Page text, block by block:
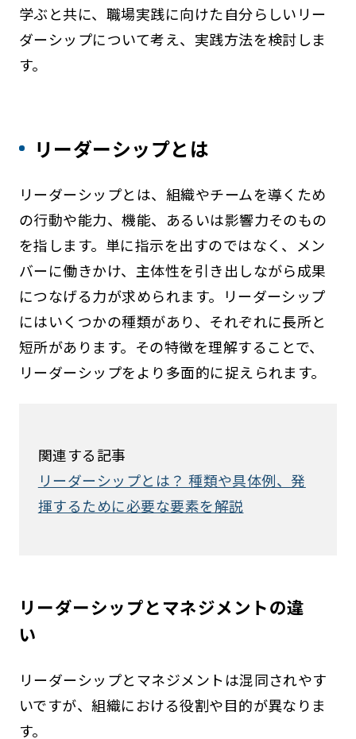
学ぶと共に、職場実践に向けた自分らしいリー
ダーシップについて考え、実践方法を検討しま
す。
リーダーシップとは
リーダーシップとは、組織やチームを導くため
の行動や能力、機能、あるいは影響力そのもの
を指します。単に指示を出すのではなく、メン
バーに働きかけ、主体性を引き出しながら成果
につなげる力が求められます。リーダーシップ
にはいくつかの種類があり、それぞれに長所と
短所があります。その特徴を理解することで、
リーダーシップをより多面的に捉えられます。
関連する記事
リーダーシップとは？ 種類や具体例、発
揮するために必要な要素を解説
リーダーシップとマネジメントの違
い
リーダーシップとマネジメントは混同されやす
いですが、組織における役割や目的が異なりま
す。